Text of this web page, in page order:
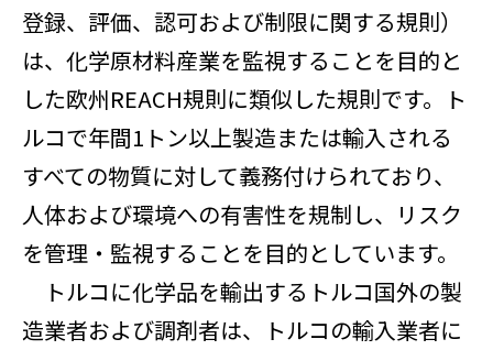
登録、評価、認可および制限に関する規則）
は、化学原材料産業を監視することを目的と
した欧州REACH規則に類似した規則です。ト
ルコで年間1トン以上製造または輸入される
すべての物質に対して義務付けられており、
人体および環境への有害性を規制し、リスク
を管理・監視することを目的としています。
トルコに化学品を輸出するトルコ国外の製
造業者および調剤者は、トルコの輸入業者に